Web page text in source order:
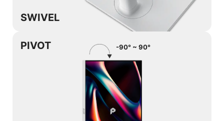
SWIVEL
PIVOT -90° ~ 90°